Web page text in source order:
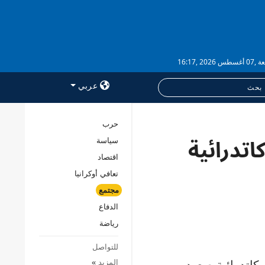
,16:17
عربي
خدمات
الاشتراك
حرب
سياسة
اقتصاد
تعافي أوكرانيا
مجتمع
الدفاع
رياضة
للتواصل
المزيد »
كاتدرائية